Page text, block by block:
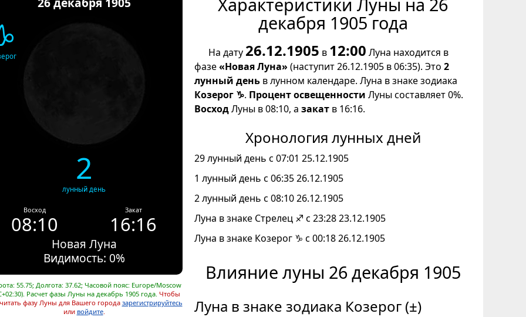
2
лунный день
Восход
08:10
Закат
16:16
Новая Луна
Видимость: 0%
55.75; Долгота: 37.62; Часовой пояс: Europe/Moscow
Расчет фазы Луны на декабрь 1905 года. Чтобы
фазу Луны для Вашего города зарегистрируйтесь
или войдите.
декабря 1905 года
На дату 26.12.1905 в 12:00 Луна находится в
фазе«Новая Луна»(наступит 26.12.1905 в 06:35). Это 2
лунный день в лунном календаре. Луна в знаке зодиака
Козерог ♑. Процент освещенности Луны составляет 0%.
ВосходЛуны в 08:10, а закат в 16:16.
Хронология лунных дней
29 лунный день с 07:01 25.12.1905
1 лунный день с 06:35 26.12.1905
2 лунный день с 08:10 26.12.1905
Луна в знаке Стрелец ♐ с 23:28 23.12.1905
Луна в знаке Козерог ♑ с 00:18 26.12.1905
Влияние луны 26 декабря 1905
Луна в знаке зодиака Козерог (±)